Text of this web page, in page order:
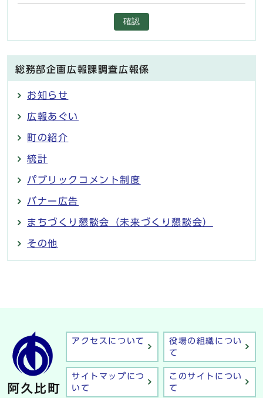
確認
総務部企画広報課調査広報係
お知らせ
広報あぐい
町の紹介
統計
パブリックコメント制度
バナー広告
まちづくり懇談会（未来づくり懇談会）
その他
アクセスについて
役場の組織につい
て
サイトマップにつ
いて
このサイトについ
て